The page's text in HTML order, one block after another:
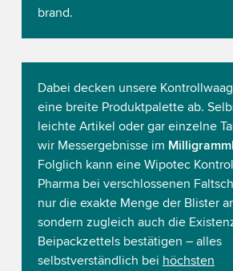
brand.
Dabei decken unsere
eine breite Produktpalette ab.
leichte Artikel oder gar einzelne
wir Messergebnisse im
Folglich kann eine Wipotec
Pharma bei verschlossenen
nur die exakte Menge der Blister
sondern zugleich auch die
Beipackzettels bestätigen – alles
selbstverständlich bei höchsten